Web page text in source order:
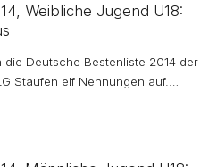
Weibliche Jugend U18:
Deutsche Bestenliste 2014 der
Staufen elf Nennungen auf.…